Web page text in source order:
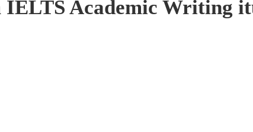
IELTS Academic Writing